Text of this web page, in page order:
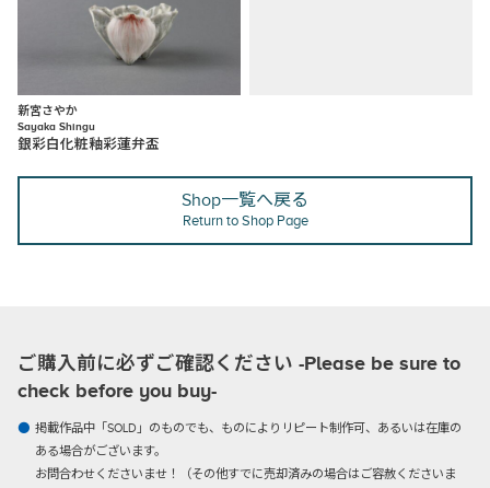
新宮さやか
Sayaka Shingu
銀彩白化粧釉彩蓮弁盃
Shop一覧へ戻る
Return to Shop Page
ご購入前に必ずご確認ください -Please be sure to
check before you buy-
掲載作品中「SOLD」のものでも、ものによりリピート制作可、あるいは在庫の
ある場合がございます。
お問合わせくださいませ！（その他すでに売却済みの場合はご容赦くださいま